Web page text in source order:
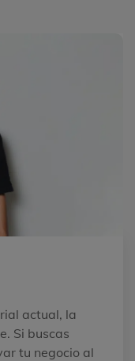
actual, la
Si buscas
tu negocio al